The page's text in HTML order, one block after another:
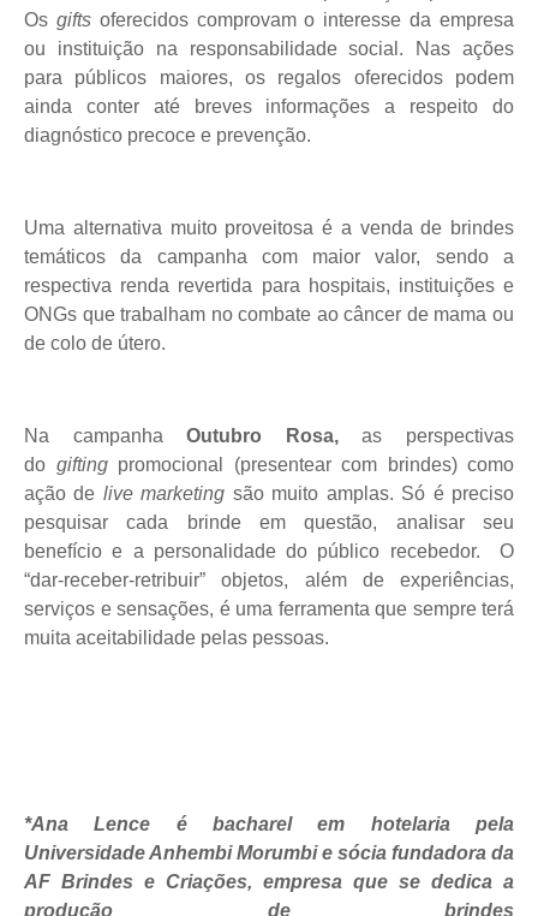
Os gifts oferecidos comprovam o interesse da empresa
ou instituição na responsabilidade social. Nas ações
para públicos maiores, os regalos oferecidos podem
ainda conter até breves informações a respeito do
diagnóstico precoce e prevenção.
Uma alternativa muito proveitosa é a venda de brindes
temáticos da campanha com maior valor, sendo a
respectiva renda revertida para hospitais, instituições e
ONGs que trabalham no combate ao câncer de mama ou
de colo de útero.
Na campanhaOutubro Rosa,as perspectivas
do giftingpromocional (presentear com brindes) como
ação de live marketing são muito amplas. Só é preciso
pesquisar cada brinde em questão, analisar seu
benefício e a personalidade do público recebedor. O
“dar-receber-retribuir” objetos, além de experiências,
serviços e sensações, é uma ferramenta que sempre terá
muita aceitabilidade pelas pessoas.
*Ana Lence é bacharel em hotelaria pela
Universidade Anhembi Morumbi e sócia fundadora da
AF Brindes e Criações, empresa que se dedica a
produção de brindes